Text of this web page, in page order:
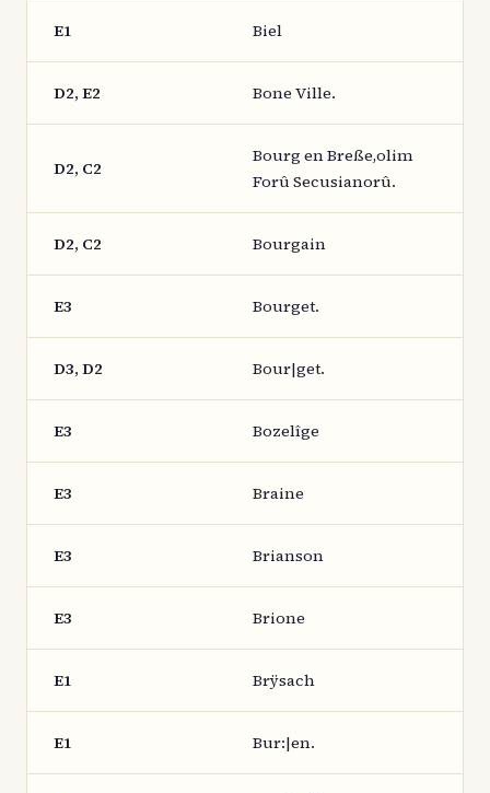
E1 Biel
D2, E2 Bone Ville.
D2, C2
Bourg en Breße,olim
Forû Secusianorû.
D2, C2 Bourgain
E3 Bourget.
D3, D2 Bour|get.
E3 Bozelîge
E3 Braine
E3 Brianson
E3 Brione
E1 Brÿsach
E1 Bur:|en.